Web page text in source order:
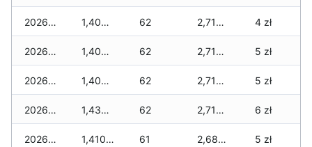
2026-02-27 1,400 zł 62 2,710 zł 4 zł
2026-02-26 1,400 zł 62 2,710 zł 5 zł
2026-02-25 1,400 zł 62 2,710 zł 5 zł
2026-02-24 1,435 zł 62 2,710 zł 6 zł
2026-02-23 1,410 zł 61 2,685 zł 5 zł